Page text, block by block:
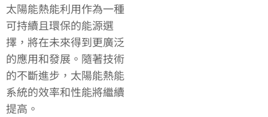
太陽能熱能利用作為一種
可持續且環保的能源選
擇，將在未來得到更廣泛
的應用和發展。隨著技術
的不斷進步，太陽能熱能
系統的效率和性能將繼續
提高。